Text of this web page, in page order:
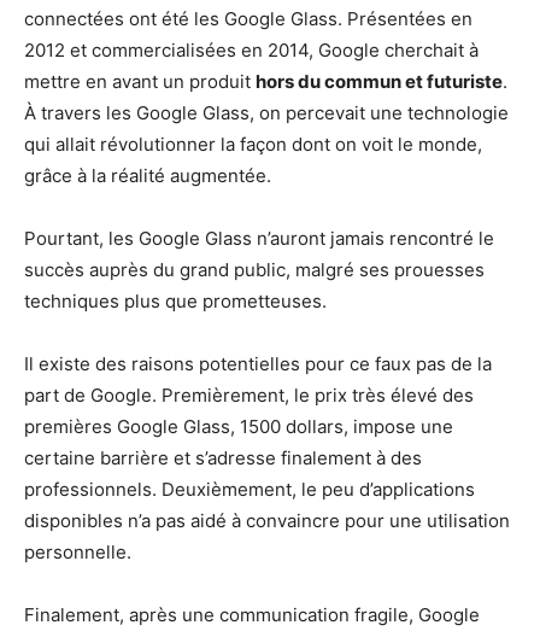
connectées ont été les Google Glass. Présentées en
2012 et commercialisées en 2014, Google cherchait à
mettre en avant un produit hors du commun et futuriste.
À travers les Google Glass, on percevait une technologie
qui allait révolutionner la façon dont on voit le monde,
grâce à la réalité augmentée.
Pourtant, les Google Glass n’auront jamais rencontré le
succès auprès du grand public, malgré ses prouesses
techniques plus que prometteuses.
Il existe des raisons potentielles pour ce faux pas de la
part de Google. Premièrement, le prix très élevé des
premières Google Glass, 1500 dollars, impose une
certaine barrière et s’adresse finalement à des
professionnels. Deuxièmement, le peu d’applications
disponibles n’a pas aidé à convaincre pour une utilisation
personnelle.
Finalement, après une communication fragile, Google